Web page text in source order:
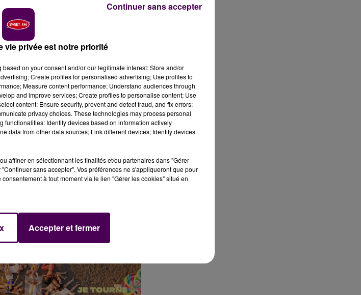
vie privée est notre priorité
on your consent and/or our legitimate interest: Store and/or
Create profiles for personalised advertising; Use profiles to
Measure content performance; Understand audiences through
and improve services; Create profiles to personalise content; Use
content; Ensure security, prevent and detect fraud, and fix errors;
privacy choices. These technologies may process personal
functionalities: Identify devices based on information actively
data from other data sources; Link different devices; Identify devices
affiner en sélectionnant les finalités et/ou partenaires dans "Gérer
sans accepter". Vos préférences ne s'appliqueront que pour
à tout moment via le lien "Gérer les cookies" situé en
Accepter et fermer
Continuer sans accepter